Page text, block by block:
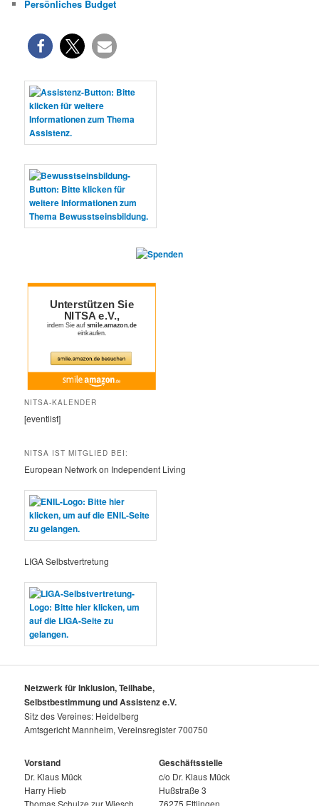
Persönliches Budget
NITSA-KALENDER
[eventlist]
NITSA IST MITGLIED BEI:
European Network on Independent Living
LIGA Selbstvertretung
Netzwerk für Inklusion, Teilhabe,
Selbstbestimmung und Assistenz e.V.
Sitz des Vereines: Heidelberg
Amtsgericht Mannheim, Vereinsregister 700750
Vorstand Geschäftsstelle
Dr. Klaus Mück
c/o Dr. Klaus Mück
Harry Hieb
Hußstraße 3
Thomas Schulze zur Wiesch
76275 Ettlingen